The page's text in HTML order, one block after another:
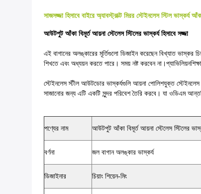
সাজসজ্জা হিসাবে বাইরে অ্যাবস্ট্রাক্ট মিরর স্টেইনলেস স্টিল ভাস্কর্য
আউটপুট আঁকা বিমূর্ত আয়না স্টেলেস স্টিলের ভাস্কর্য হিসাবে সজ্জা
এই বাগানের অলঙ্কারের মূর্তিগুলো ডিজাইন করেছেন বিখ্যাত ভাস্কর
শিখতে এবং অধ্যয়ন করতে পারে। সময় নষ্ট করবেন না।প্যাভিলিয়ন
স্টেইনলেস স্টীল আউটডোর ভাস্কর্যগুলি আয়না পোলিশযুক্ত স্টেইনলেস
সাজানোর জন্য এটি একটি সুন্দর পরিবেশ তৈরি করবে। যা ওডিএম
পণ্যের নাম আউটপুট আঁকা বিমূর্ত আয়না স্টেলেস স্টিলের
বর্ণনা জল বাগান অলঙ্কার ভাস্কর্য
ডিজাইনার চিয়াং শিয়েন-মিং